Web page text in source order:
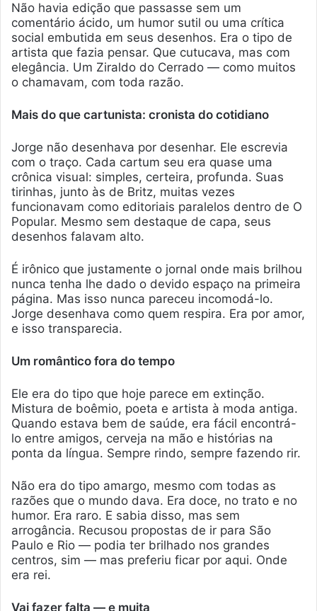
Não havia edição que passasse sem um
comentário ácido, um humor sutil ou uma crítica
social embutida em seus desenhos. Era o tipo de
artista que fazia pensar. Que cutucava, mas com
elegância. Um Ziraldo do Cerrado — como muitos
o chamavam, com toda razão.
Mais do que cartunista: cronista do cotidiano
Jorge não desenhava por desenhar. Ele escrevia
com o traço. Cada cartum seu era quase uma
crônica visual: simples, certeira, profunda. Suas
tirinhas, junto às de Britz, muitas vezes
funcionavam como editoriais paralelos dentro de O
Popular. Mesmo sem destaque de capa, seus
desenhos falavam alto.
É irônico que justamente o jornal onde mais brilhou
nunca tenha lhe dado o devido espaço na primeira
página. Mas isso nunca pareceu incomodá-lo.
Jorge desenhava como quem respira. Era por amor,
e isso transparecia.
Um romântico fora do tempo
Ele era do tipo que hoje parece em extinção.
Mistura de boêmio, poeta e artista à moda antiga.
Quando estava bem de saúde, era fácil encontrá-
lo entre amigos, cerveja na mão e histórias na
ponta da língua. Sempre rindo, sempre fazendo rir.
Não era do tipo amargo, mesmo com todas as
razões que o mundo dava. Era doce, no trato e no
humor. Era raro. E sabia disso, mas sem
arrogância. Recusou propostas de ir para São
Paulo e Rio — podia ter brilhado nos grandes
centros, sim — mas preferiu ficar por aqui. Onde
era rei.
Vai fazer falta — e muita